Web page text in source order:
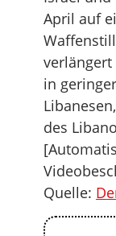
April auf
in
des
Quelle: